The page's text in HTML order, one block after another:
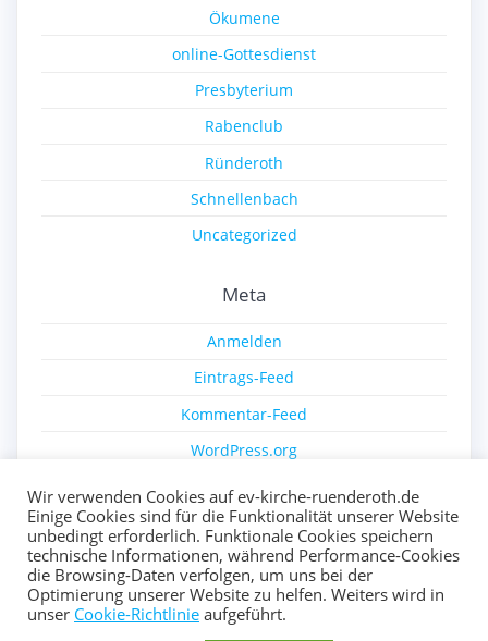
Ökumene
online-Gottesdienst
Presbyterium
Rabenclub
Ründeroth
Schnellenbach
Uncategorized
Meta
Anmelden
Eintrags-Feed
Kommentar-Feed
WordPress.org
© 2026 Ev. Kirche Ründeroth. Erstellt mit WordPress und
Highlight Theme
Wir verwenden Cookies auf ev-kirche-ruenderoth.de
Einige Cookies sind für die Funktionalität unserer Website
unbedingt erforderlich. Funktionale Cookies speichern
technische Informationen, während Performance-Cookies
die Browsing-Daten verfolgen, um uns bei der
Optimierung unserer Website zu helfen. Weiters wird in
unser Cookie-Richtlinie aufgeführt.